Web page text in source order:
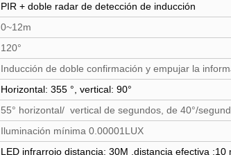
PIR + doble radar de detección de inducción
0~12m
120°
Inducción de doble confirmación y empujar la
Horizontal: 355 °, vertical: 90°
55° horizontal/ vertical de segundos, de 40°/
Iluminación mínima 0.00001LUX
LED infrarrojo distancia: 30M ,distancia efectiva :10